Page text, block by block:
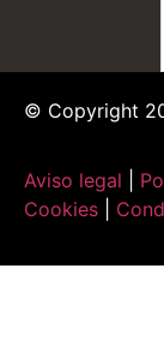
© Copyright
Aviso legal
Cookies